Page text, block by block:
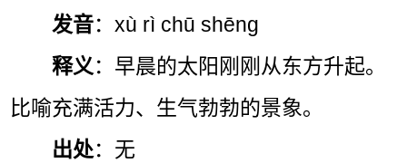
发音：xù rì chū shēng
释义 ：早晨的太阳刚刚从东方升起。
比喻充满活力、生气勃勃的景象。
出处：无